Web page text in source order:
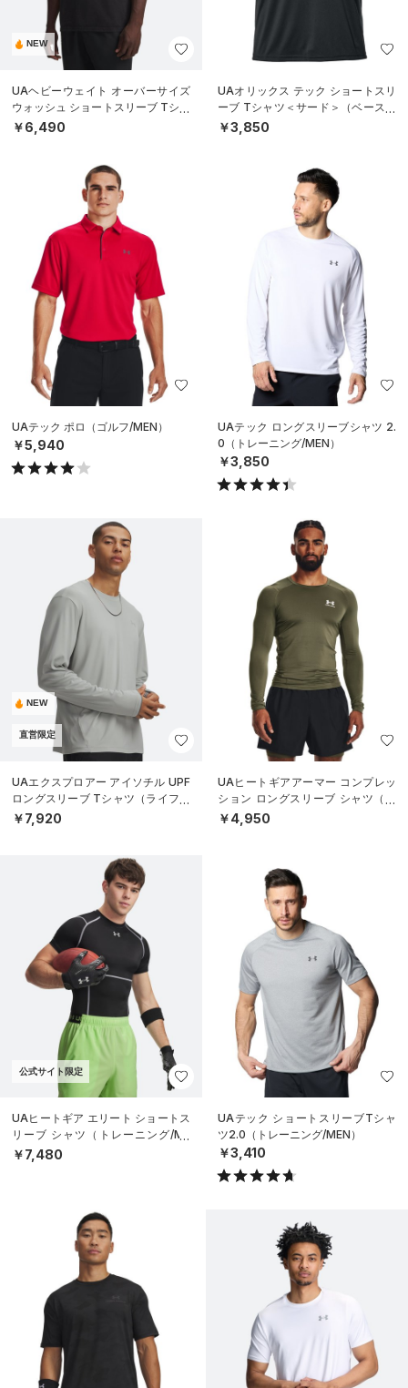
NEW
UAヘビーウェイト オーバーサイズ
ウォッシュ ショートスリーブ Tシャ
ツ（ライフスタイル/MEN）
￥6,490
UAオリックス テック ショートスリ
ーブ Tシャツ＜サード＞（ベースボ
ール/UNISEX）
￥3,850
UAテック ポロ（ゴルフ/MEN）
￥5,940
UAテック ロングスリーブシャツ 2.
0（トレーニング/MEN）
￥3,850
NEW
直営限定
UAエクスプロアー アイソチル UPF
ロングスリーブ Tシャツ（ライフス
タイル/MEN）
￥7,920
UAヒートギアアーマー コンプレッ
ション ロングスリーブ シャツ（ト
レーニング/MEN）
￥4,950
公式サイト限定
UAヒートギア エリート ショートス
リーブ シャツ（トレーニング/ME
N）
￥7,480
UAテック ショートスリーブTシャ
ツ2.0（トレーニング/MEN）
￥3,410